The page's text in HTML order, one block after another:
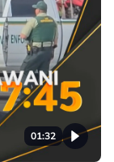
01:32